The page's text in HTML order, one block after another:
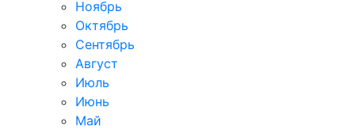
Ноябрь
Октябрь
Сентябрь
Август
Июль
Июнь
Май